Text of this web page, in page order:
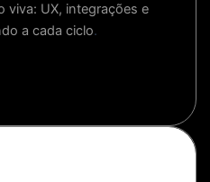
viva: UX, integrações e
a cada ciclo.